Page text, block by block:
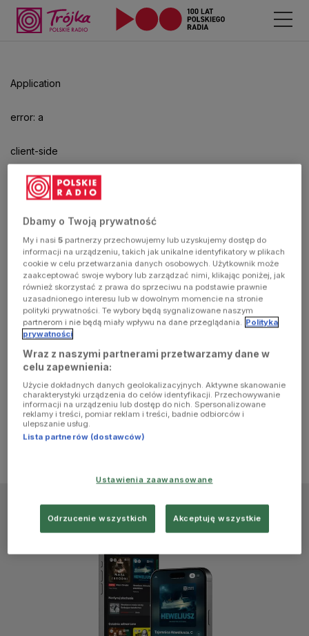
Application
error: a
client-side
exception
has
occurred
(see the
browser
console for
more
information)
Dbamy o Twoją prywatność
My i nasi5 partnerzy przechowujemy lub uzyskujemy dostęp do
informacji na urządzeniu, takich jak unikalne identyfikatory w plikach
cookie w celu przetwarzania danych osobowych. Użytkownik może
zaakceptować swoje wybory lub zarządzać nimi, klikając poniżej, jak
również skorzystać z prawa do sprzeciwu na podstawie prawnie
uzasadnionego interesu lub w dowolnym momencie na stronie
polityki prywatności. Te wybory będą sygnalizowane naszym
partnerom i nie będą miały wpływu na dane przeglądania. Polityka
prywatności
Wraz z naszymi partnerami przetwarzamy dane w
celu zapewnienia:
Użycie dokładnych danych geolokalizacyjnych. Aktywne skanowanie
charakterystyki urządzenia do celów identyfikacji. Przechowywanie
informacji na urządzeniu lub dostęp do nich. Spersonalizowane
reklamy i treści, pomiar reklam i treści, badnie odbiorców i
ulepszanie usług.
Lista partnerów (dostawców)
Ustawienia zaawansowane
Odrzucenie wszystkich Akceptuję wszystkie